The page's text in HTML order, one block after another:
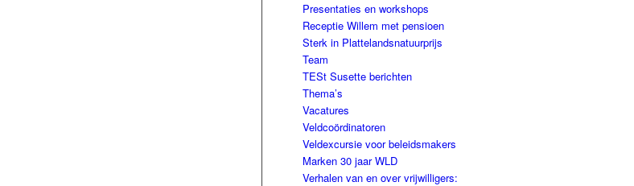
Presentaties en workshops
Receptie Willem met pensioen
Sterk in Plattelandsnatuurprijs
Team
TESt Susette berichten
Thema’s
Vacatures
Veldcoördinatoren
Veldexcursie voor beleidsmakers
Marken 30 jaar WLD
Verhalen van en over vrijwilligers: